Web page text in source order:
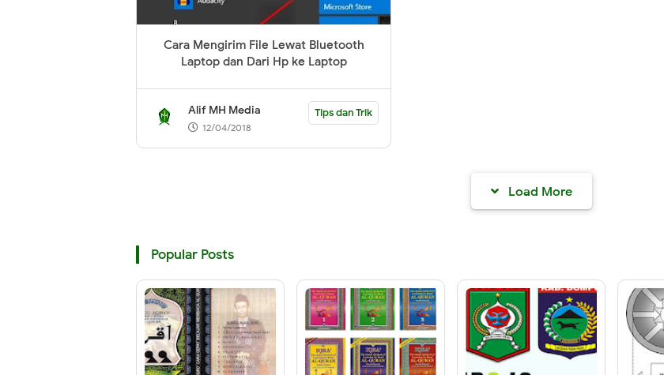
Cara Mengirim File Lewat Bluetooth
Laptop dan Dari Hp ke Laptop
Alif MH Media
12/04/2018
Tips dan Trik
Load More
Popular Posts